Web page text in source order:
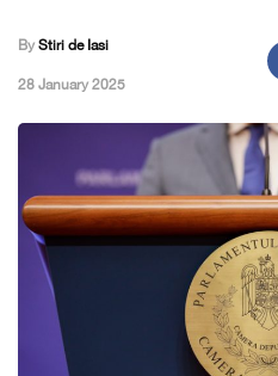
By Stiri de Iasi
,28 January 2025